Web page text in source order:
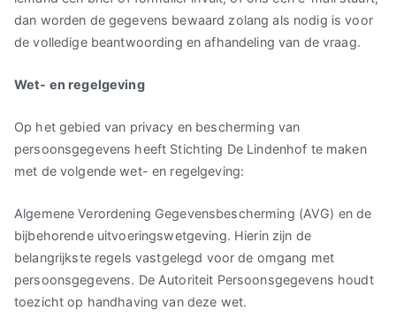
dan worden de gegevens bewaard zolang als nodig is voor
de volledige beantwoording en afhandeling van de vraag.
Wet- en regelgeving
Op het gebied van privacy en bescherming van
persoonsgegevens heeft Stichting De Lindenhof te maken
met de volgende wet- en regelgeving:
Algemene Verordening Gegevensbescherming (AVG) en de
bijbehorende uitvoeringswetgeving. Hierin zijn de
belangrijkste regels vastgelegd voor de omgang met
persoonsgegevens. De Autoriteit Persoonsgegevens houdt
toezicht op handhaving van deze wet.